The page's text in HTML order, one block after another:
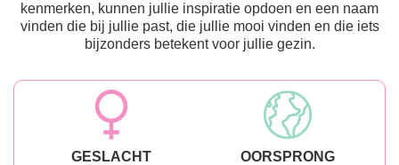
kenmerken, kunnen jullie inspiratie opdoen en een naam
vinden die bij jullie past, die jullie mooi vinden en die iets
bijzonders betekent voor jullie gezin.
GESLACHT
OORSPRONG